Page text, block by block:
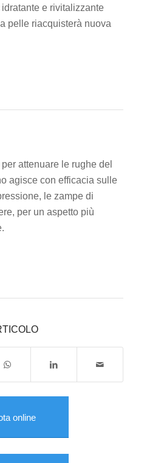
e rivitalizzante
pelle riacquisterà nuova
attenuare le rughe del
agisce con efficacia sulle
le zampe di
per un aspetto più
online